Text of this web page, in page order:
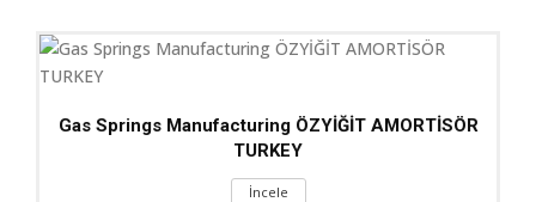
Gas Springs Manufacturing ÖZYİĞİT AMORTİSÖR
TURKEY
İncele